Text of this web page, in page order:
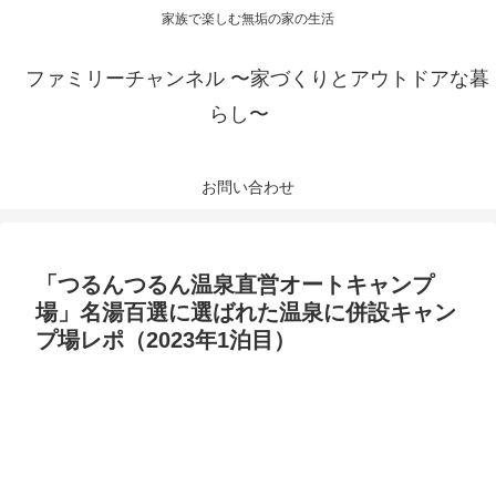
家族で楽しむ無垢の家の生活
ファミリーチャンネル 〜家づくりとアウトドアな暮
らし〜
お問い合わせ
「つるんつるん温泉直営オートキャンプ
場」名湯百選に選ばれた温泉に併設キャン
プ場レポ（2023年1泊目）